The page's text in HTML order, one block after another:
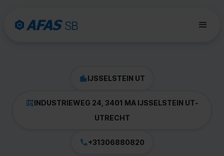
IJSSELSTEIN UT
INDUSTRIEWEG 24, 3401 MA IJSSELSTEIN UT-
UTRECHT
+31306880820